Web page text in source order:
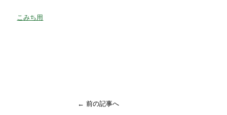
こみち用
← 前の記事へ